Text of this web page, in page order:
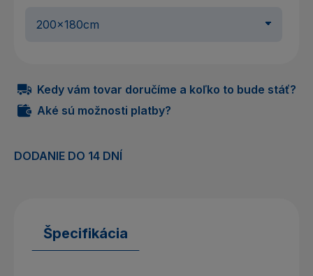
Kedy vám tovar doručíme a koľko to bude stáť?
Aké sú možnosti platby?
DODANIE DO 14 DNÍ
Špecifikácia